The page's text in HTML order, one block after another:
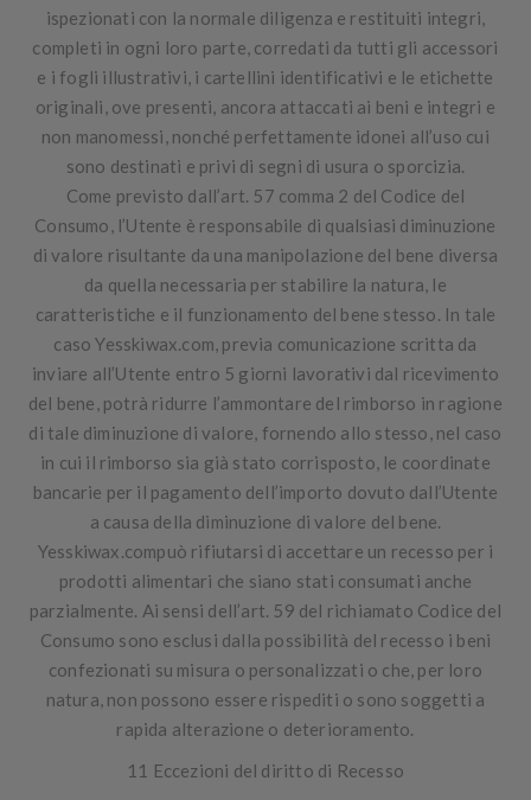
ispezionati con la normale diligenza e restituiti integri,
completi in ogni loro parte, corredati da tutti gli accessori
e i fogli illustrativi, i cartellini identificativi e le etichette
originali, ove presenti, ancora attaccati ai beni e integri e
non manomessi, nonché perfettamente idonei all’uso cui
sono destinati e privi di segni di usura o sporcizia.
Come previsto dall’art. 57 comma 2 del Codice del
Consumo, l’Utente è responsabile di qualsiasi diminuzione
di valore risultante da una manipolazione del bene diversa
da quella necessaria per stabilire la natura, le
caratteristiche e il funzionamento del bene stesso. In tale
caso Yesskiwax.com, previa comunicazione scritta da
inviare all’Utente entro 5 giorni lavorativi dal ricevimento
del bene, potrà ridurre l’ammontare del rimborso in ragione
di tale diminuzione di valore, fornendo allo stesso, nel caso
in cui il rimborso sia già stato corrisposto, le coordinate
bancarie per il pagamento dell’importo dovuto dall’Utente
a causa della diminuzione di valore del bene.
Yesskiwax.compuò rifiutarsi di accettare un recesso per i
prodotti alimentari che siano stati consumati anche
parzialmente. Ai sensi dell’art. 59 del richiamato Codice del
Consumo sono esclusi dalla possibilità del recesso i beni
confezionati su misura o personalizzati o che, per loro
natura, non possono essere rispediti o sono soggetti a
rapida alterazione o deterioramento.
11 Eccezioni del diritto di Recesso